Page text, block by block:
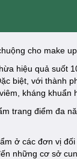
cho make
hiệu quả suốt
biệt, với thành
kháng khuẩn
trang điểm đa
ở các đơn vị
những cơ sở